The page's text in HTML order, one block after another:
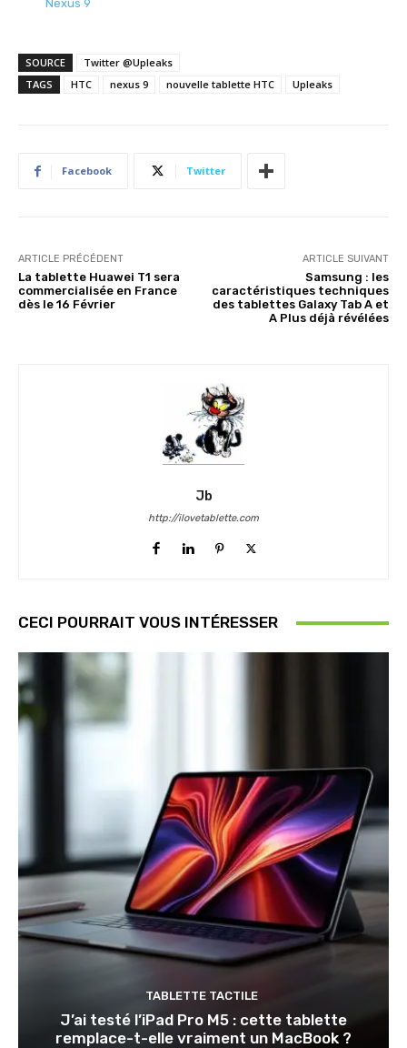
Nexus 9
SOURCE
Twitter @Upleaks
TAGS
HTC nexus 9 nouvelle tablette HTC Upleaks
Facebook Twitter
ARTICLE PRÉCÉDENT
La tablette Huawei T1 sera
commercialisée en France
dès le 16 Février
ARTICLE SUIVANT
Samsung : les
caractéristiques techniques
des tablettes Galaxy Tab A et
A Plus déjà révélées
Jb
http://ilovetablette.com
CECI POURRAIT VOUS INTÉRESSER
TABLETTE TACTILE
J’ai testé l’iPad Pro M5 : cette tablette
remplace-t-elle vraiment un MacBook ?